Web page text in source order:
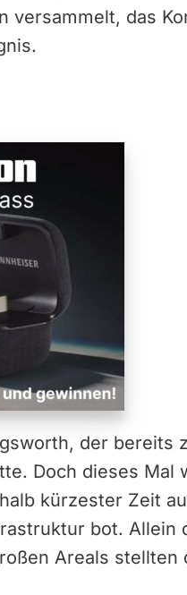
versammelt, das
der bereits
Doch dieses Mal
kürzester Zeit
bot. Allein
Areals stellten